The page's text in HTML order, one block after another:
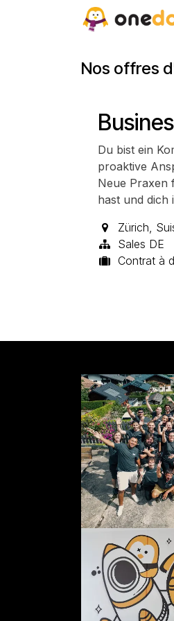
Se rendre au contenu
Nos offres
Du bist ein
proaktive
Neue Praxen
hast und dich
Zürich,
Sales DE
Contrat à